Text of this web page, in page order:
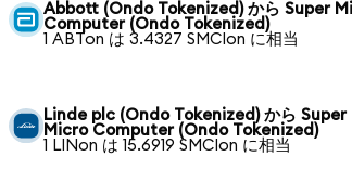
Abbott (Ondo Tokenized) から Super
Computer (Ondo Tokenized)
1 ABTon は 3.4327 SMCIon に相当
Linde plc (Ondo Tokenized) から Super
Micro Computer (Ondo Tokenized)
1 LINon は 15.6919 SMCIon に相当